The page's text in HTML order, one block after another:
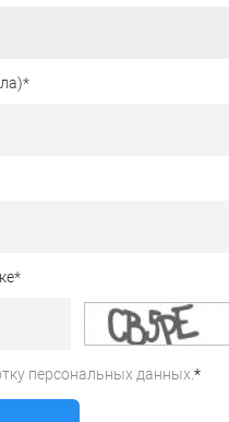
*
*
персональных данных.*